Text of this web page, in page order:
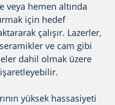
veya hemen altında
için hedef
çalışır. Lazerler,
ve cam gibi
dahil olmak üzere
yüksek hassasiyeti